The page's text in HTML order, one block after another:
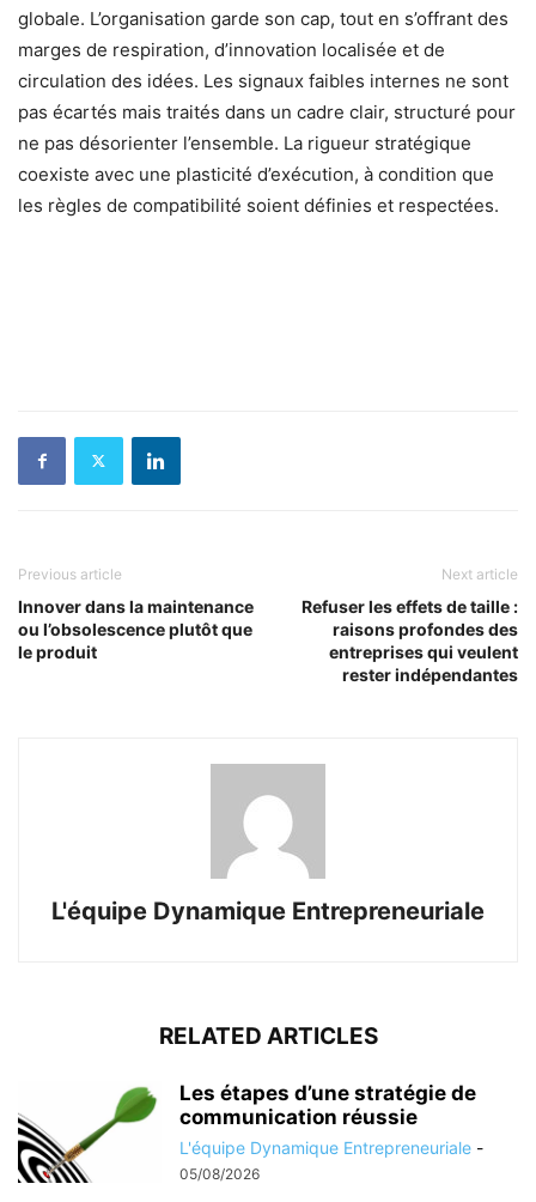
globale. L’organisation garde son cap, tout en s’offrant des
marges de respiration, d’innovation localisée et de
circulation des idées. Les signaux faibles internes ne sont
pas écartés mais traités dans un cadre clair, structuré pour
ne pas désorienter l’ensemble. La rigueur stratégique
coexiste avec une plasticité d’exécution, à condition que
les règles de compatibilité soient définies et respectées.
Previous article
Innover dans la maintenance
ou l’obsolescence plutôt que
le produit
Next article
Refuser les effets de taille :
raisons profondes des
entreprises qui veulent
rester indépendantes
L'équipe Dynamique Entrepreneuriale
RELATED ARTICLES
Les étapes d’une stratégie de
communication réussie
L'équipe Dynamique Entrepreneuriale -
05/08/2026